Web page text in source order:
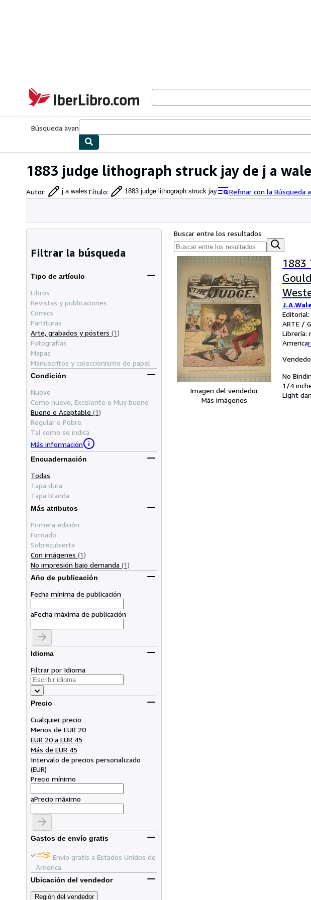
IberLibro.com
Búsqueda avanzada
1883 judge lithograph struck jay de j a
Autor: j a walesTítulo: 1883 judge lithograph struck jay Refinar con la Búsqueda
Filtrar la búsqueda
Tipo de artículo
Libros
Revistas y publicaciones
Cómics
Partituras
Arte, grabados y pósters (1)
Fotografías
Mapas
Manuscritos y coleccionismo de papel
Condición
Nuevo
Como nuevo, Excelente o Muy bueno
Bueno o Aceptable (1)
Regular o Pobre
Tal como se indica
Más información
Encuadernación
Todas
Tapa dura
Tapa blanda
Más atributos
Primera edición
Firmado
Sobrecubierta
Con imágenes (1)
No impresión bajo demanda (1)
Año de publicación
Fecha mínima de publicación
aFecha máxima de publicación
Idioma
Filtrar por Idioma
Precio
Cualquier precio
Menos de EUR 20
EUR 20 a EUR 45
Más de EUR 45
Intervalo de precios personalizado
(EUR)
Precio mínimo
aPrecio máximo
Gastos de envío gratis
Envío gratis a Estados Unidos de
America
Ubicación del vendedor
Región del vendedor
Buscar entre los resultados
Imagen del vendedor
Más imágenes
1883
ARTE /
Librería:
America
No
1/4
Light